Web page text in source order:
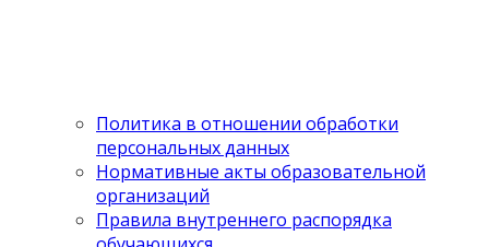
Политика в отношении обработки
персональных данных
Нормативные акты образовательной
организаций
Правила внутреннего распорядка